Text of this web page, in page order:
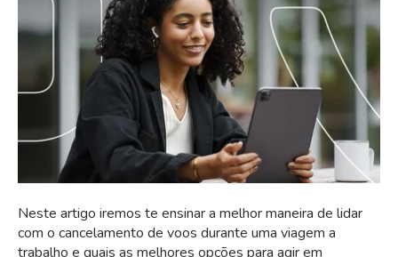
Neste artigo iremos te ensinar a melhor maneira de lidar
com o cancelamento de voos durante uma viagem a
trabalho e quais as melhores opções para agir em